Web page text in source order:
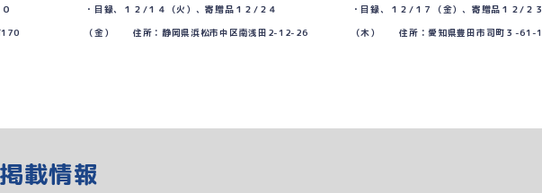
・目録、１２/１４（火）、寄贈品１２/２４
（金） 住所：静岡県浜松市中区南浅田2-12-26
・目録、１２/１７（金）、寄贈品１２/２３
（木） 住所：愛知県豊田市司町３-61-1
載情報